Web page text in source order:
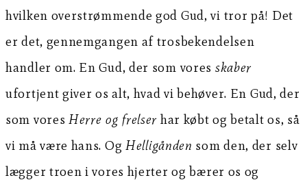
hvilken overstrømmende god Gud, vi tror på! Det
er det, gennemgangen af trosbekendelsen
handler om. En Gud, der som vores skaber
ufortjent giver os alt, hvad vi behøver. En Gud, der
som vores Herre og frelser har købt og betalt os, så
vi må være hans. Og Helligånden som den, der selv
lægger troen i vores hjerter og bærer os og